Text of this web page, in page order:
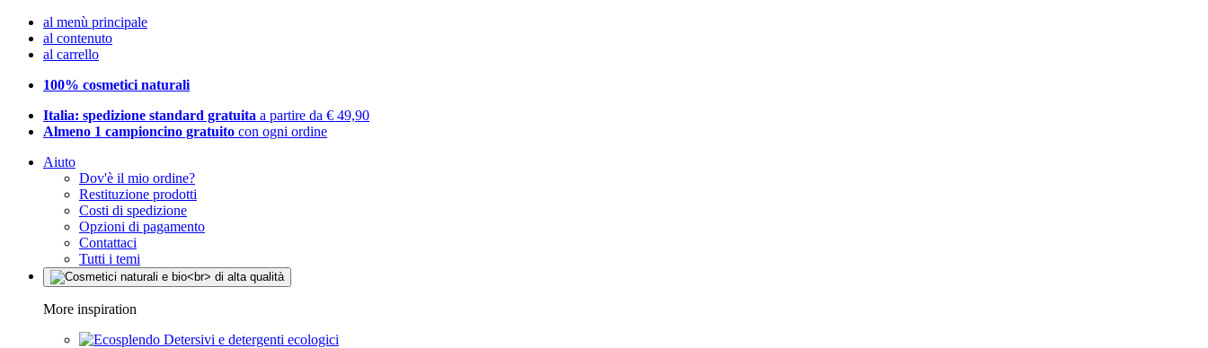
al menù principale
al contenuto
al carrello
100% cosmetici naturali
Italia: spedizione standard gratuita a partire da € 49,90
Almeno 1 campioncino gratuito con ogni ordine
Aiuto
Dov'è il mio ordine?
Restituzione prodotti
Costi di spedizione
Opzioni di pagamento
Contattaci
Tutti i temi
More inspiration
Detersivi e detergenti ecologici